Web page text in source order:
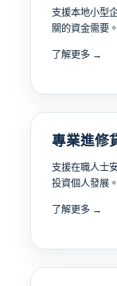
支援本地小型
關的資金需要。
了解更多 →
專業進修
支援在職人士
投資個人發展。
了解更多 →